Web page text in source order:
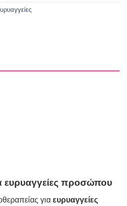
ευρυαγγείες προσώπου
για ευρυαγγείες